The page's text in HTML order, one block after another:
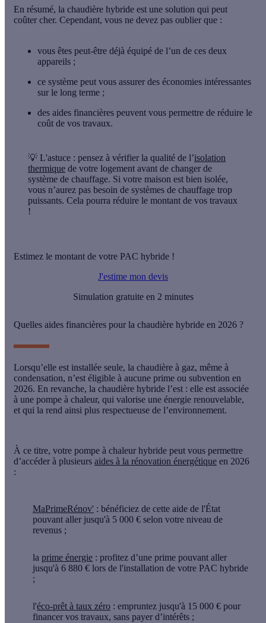
En résumé, la chaudière hybride est une solution qui peut
coûter cher. Cependant, vous ne devez pas oublier que :
vous êtes peut-être déjà équipé de l’un de ces deux
appareils ;
ce système peut vous assurer des économies intéressantes
sur le long terme ;
des aides financières peuvent vous permettre de réduire le
coût de vos travaux.
💡 L'astuce : pensez à vérifier la qualité de l’isolation
thermique de votre logement avant de changer de
système de chauffage. Si votre maison est bien isolée,
vous n’aurez pas besoin de systèmes de chauffage trop
puissants. Cela pourra réduire le montant de vos travaux
!
Estimez le montant de votre PAC hybride !
J'estime mon devis
Simulation gratuite en 2 minutes
Quelles aides financières pour la chaudière hybride en 2026 ?
Lorsqu’elle est installée seule, la chaudière à gaz, même à
condensation, n’est éligible à aucune prime ou subvention en
2026. En revanche, la chaudière hybride l’est : elle est associée
à une pompe à chaleur, qui valorise une énergie renouvelable,
et qui la rend ainsi plus respectueuse de l’environnement.
À ce titre, votre pompe à chaleur hybride peut vous permettre
d’accéder à plusieurs aides à la rénovation énergétique en 2026
:
MaPrimeRénov' : bénéficiez de cette aide de l'État
pouvant aller jusqu'à 5 000 € selon votre niveau de
revenus ;
la prime énergie : profitez d’une prime pouvant aller
jusqu'à 6 880 € lors de l'installation de votre PAC hybride
;
l'éco-prêt à taux zéro : empruntez jusqu'à 15 000 € pour
financer vos travaux, sans payer d’intérêts ;